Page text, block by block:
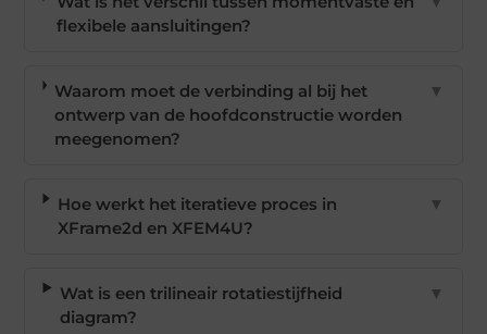
flexibele aansluitingen?
Waarom moet de verbinding al bij het
ontwerp van de hoofdconstructie worden
meegenomen?
▼
Hoe werkt het iteratieve proces in
XFrame2d en XFEM4U?
▼
Wat is een trilineair rotatiestijfheid
diagram?
▼